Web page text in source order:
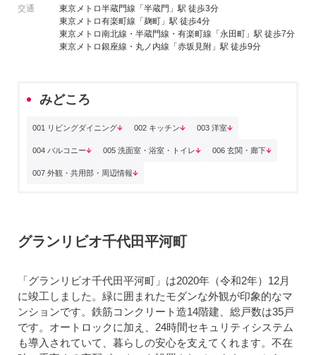
交通
東京メトロ半蔵門線「半蔵門」駅 徒歩3分
東京メトロ有楽町線「麹町」駅 徒歩4分
東京メトロ南北線・半蔵門線・有楽町線「永田町」駅 徒歩7分
東京メトロ銀座線・丸ノ内線「赤坂見附」駅 徒歩9分
みどころ
001 リビングダイニング 002 キッチン 003 洋室
004 バルコニー 005 洗面室・浴室・トイレ 006 玄関・廊下
007 外観・共用部・周辺情報
グランリビオ千代田平河町
「グランリビオ千代田平河町」は2020年（令和2年）12月
に竣工しました。緑に囲まれたモダンな外観が印象的なマ
ンションです。鉄筋コンクリート造14階建、総戸数は35戸
です。オートロックに加え、24時間セキュリティシステム
も導入されていて、暮らしの安心を支えてくれます。不在